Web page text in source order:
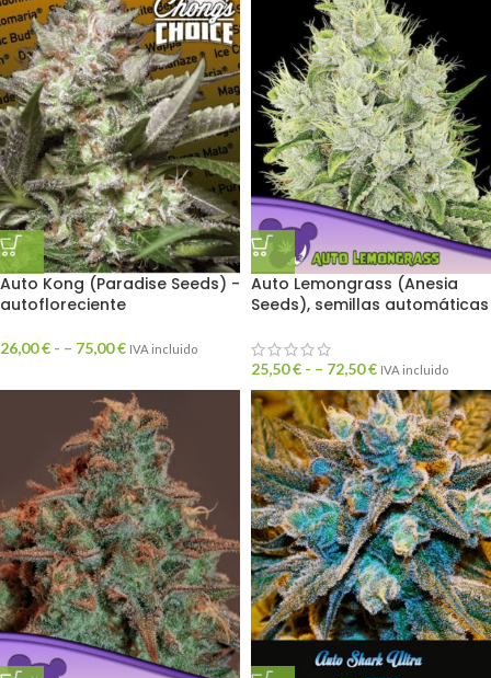
Auto Kong (Paradise Seeds) -
autofloreciente
26,00€ - – 75,00€ IVA incluido
Auto Lemongrass (Anesia
Seeds), semillas automáticas
25,50€ - – 72,50€ IVA incluido